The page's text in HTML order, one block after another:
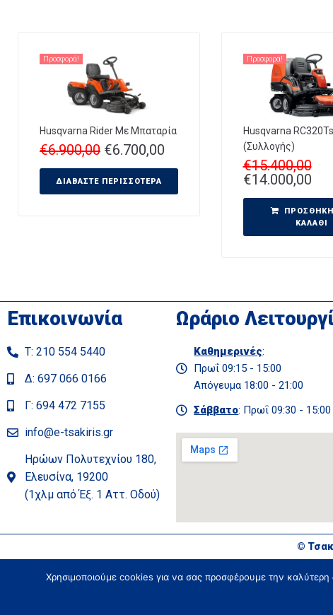
Προσφορά!
Husqvarna Rider Με Μπαταρία
€6.900,00 €6.700,00
ΔΙΑΒΆΣΤΕ ΠΕΡΙΣΣΌΤΕΡΑ
Προσφορά!
Husqvarna
(Συλλογής)
€15.400,00
€14.000,00
ΚΑΛΆΘΙ
Επικοινωνία
Τ: 210 554 5440
Δ: 697 066 0166
Γ: 694 472 7155
info@e-tsakiris.gr
Ηρώων Πολυτεχνίου 180,
Ελευσίνα, 19200
(1χλμ από Έξ. 1 Αττ. Οδού)
Ωράριο
Καθημερινές:
Πρωΐ 09:15 - 15:00
Απόγευμα 18:00 - 21:00
Σάββατο: Πρωΐ 09:30 - 15:00
©
Χρησιμοποιούμε cookies για να σας προσφέρουμε την καλύτερη